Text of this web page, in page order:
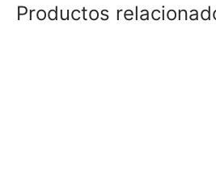
Productos